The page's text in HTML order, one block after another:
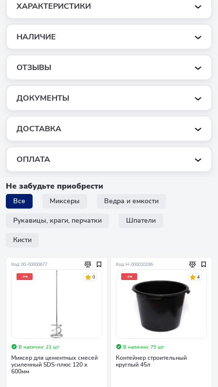
ХАРАКТЕРИСТИКИ
НАЛИЧИЕ
ОТЗЫВЫ
ДОКУМЕНТЫ
ДОСТАВКА
ОПЛАТА
Не забудьте приобрести
Все Миксеры Ведра и емкости
Рукавицы, краги, перчатки Шпатели
Кисти
Код: 00-00000677
-3% 0
В наличии: 21 шт
Миксер для цементных смесей
усиленный SDS-плюс 120 х
600мм
Код: Н-000010196
-2% 4
В наличии: 79 шт
Контейнер строительный
круглый 45л